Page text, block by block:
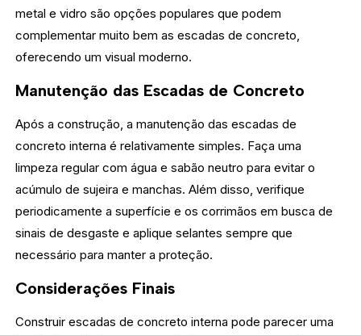
metal e vidro são opções populares que podem
complementar muito bem as escadas de concreto,
oferecendo um visual moderno.
Manutenção das Escadas de Concreto
Após a construção, a manutenção das escadas de
concreto interna é relativamente simples. Faça uma
limpeza regular com água e sabão neutro para evitar o
acúmulo de sujeira e manchas. Além disso, verifique
periodicamente a superfície e os corrimãos em busca de
sinais de desgaste e aplique selantes sempre que
necessário para manter a proteção.
Considerações Finais
Construir escadas de concreto interna pode parecer uma